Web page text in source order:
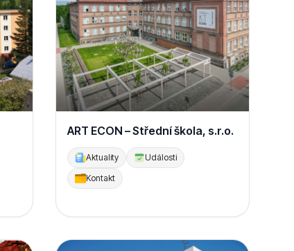
ART ECON – Střední škola, s.r.o.
Aktuality
Události
Kontakt